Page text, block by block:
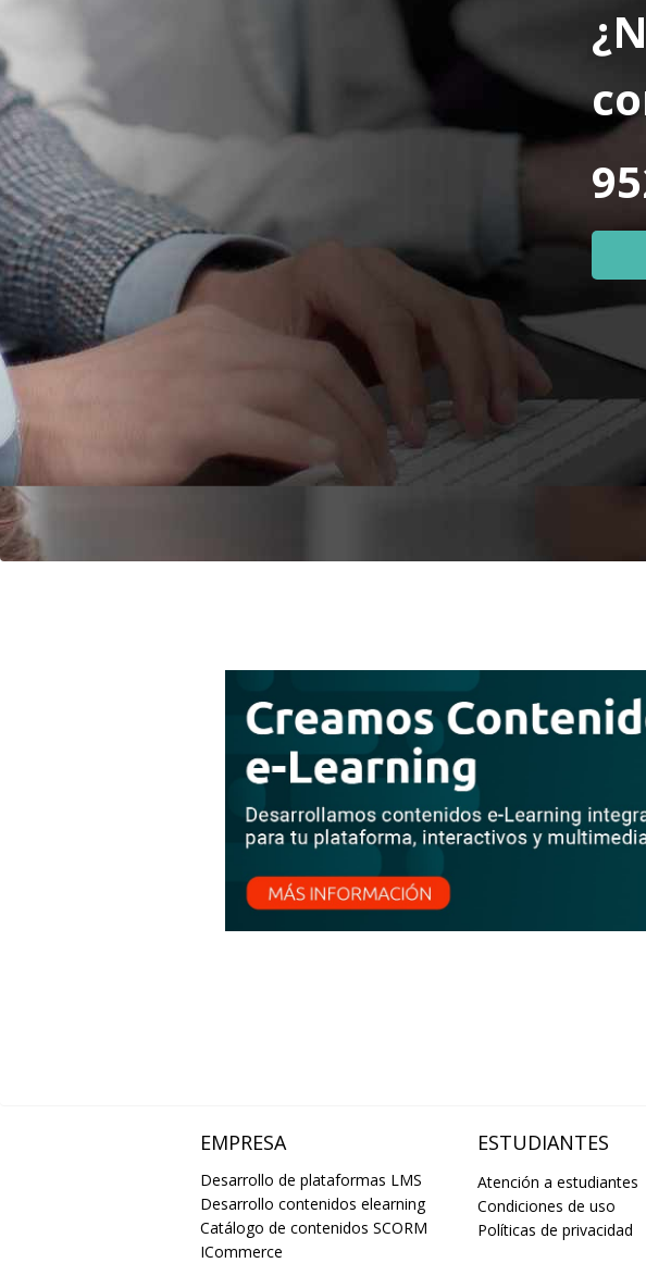
EMPRESA
Desarrollo de plataformas LMS
Desarrollo contenidos elearning
Catálogo de contenidos SCORM
ICommerce
ESTUDIANTES
Atención a estudiantes
Condiciones de uso
Políticas de privacidad